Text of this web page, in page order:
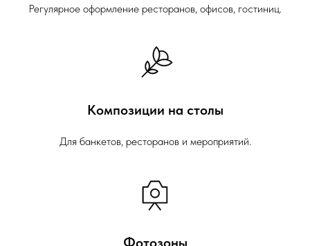
Регулярное оформление ресторанов, офисов, гостиниц.
Композиции на столы
Для банкетов, ресторанов и мероприятий.
Фотозоны